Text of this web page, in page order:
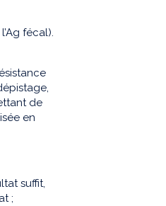
fécal).
de
en
suffit,
;